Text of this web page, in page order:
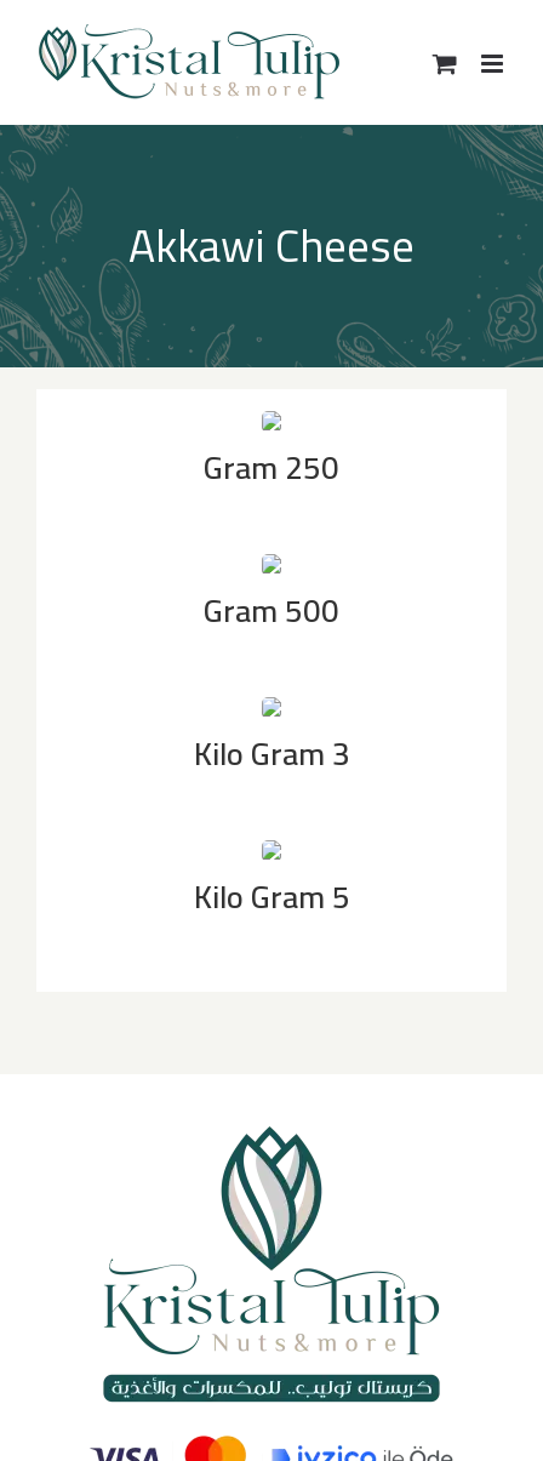
Akkawi Cheese
250 Gram
500 Gram
3 Kilo Gram
5 Kilo Gram